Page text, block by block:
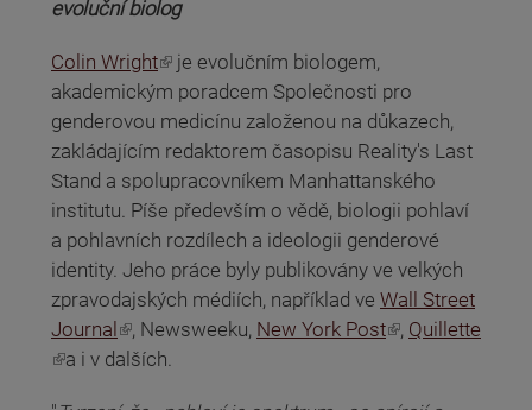
evoluční biolog
Colin Wright
(odkaz je externí)
je evolučním biologem,
akademickým poradcem Společnosti pro
genderovou medicínu založenou na důkazech,
zakládajícím redaktorem časopisu Reality's Last
Stand a spolupracovníkem Manhattanského
institutu. Píše především o vědě, biologii pohlaví
a pohlavních rozdílech a ideologii genderové
identity. Jeho práce byly publikovány ve velkých
zpravodajských médiích, například ve Wall Street
Journal
(odkaz je externí), Newsweeku, New York Post
(odkaz je externí) , Quillette
(odkaz je externí)
a i v dalších.